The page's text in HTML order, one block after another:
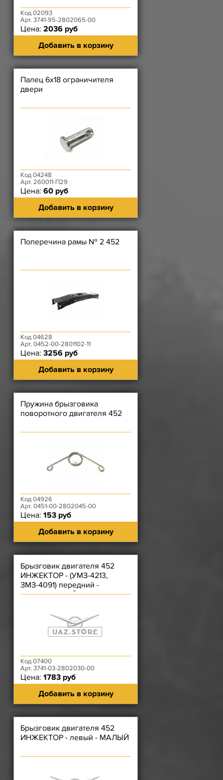
Код 02093
Арт. 3741-95-2802065-00
Цена: 2036 руб
Добавить в корзину
Палец 6х18 ограничителя
двери
Код 04248
Арт. 260011-П29
Цена: 60 руб
Добавить в корзину
Поперечина рамы № 2 452
Код 04628
Арт. 0452-00-2801102-11
Цена: 3256 руб
Добавить в корзину
Пружина брызговика
поворотного двигателя 452
Код 04926
Арт. 0451-00-2802045-00
Цена: 153 руб
Добавить в корзину
Брызговик двигателя 452
ИНЖЕКТОР - (УМЗ-4213,
ЗМЗ-4091) передний -
(ПОВОРОТНЫЙ)
Код 07400
Арт. 3741-03-2802030-00
Цена: 1783 руб
Добавить в корзину
Брызговик двигателя 452
ИНЖЕКТОР - левый - МАЛЫЙ